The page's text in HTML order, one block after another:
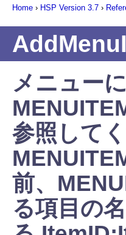
Home › HSP Version 3.7 ›
メニュー
参照して
前、
る項目の